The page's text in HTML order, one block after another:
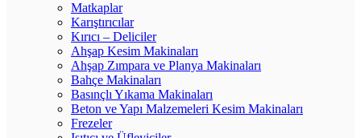
Matkaplar
Karıştırıcılar
Kırıcı – Deliciler
Ahşap Kesim Makinaları
Ahşap Zımpara ve Planya Makinaları
Bahçe Makinaları
Basınçlı Yıkama Makinaları
Beton ve Yapı Malzemeleri Kesim Makinaları
Frezeler